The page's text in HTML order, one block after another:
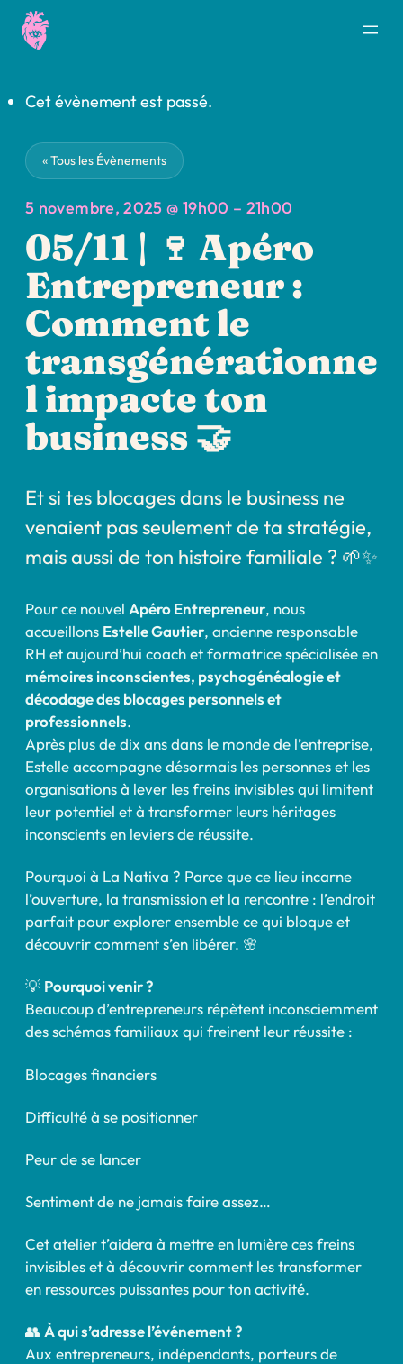
« Tous les Évènements
Cet évènement est passé.
05/11 | 🍷 Apéro
Entrepreneur :
Comment le
transgénérationne
l impacte ton
business 🤝
5 novembre, 2025 @ 19h00 – 21h00
Et si tes blocages dans le business ne
venaient pas seulement de ta stratégie,
mais aussi de ton histoire familiale ? 🌱✨
Pour ce nouvel Apéro Entrepreneur, nous
accueillons Estelle Gautier, ancienne responsable
RH et aujourd’hui coach et formatrice spécialisée en
mémoires inconscientes, psychogénéalogie et
décodage des blocages personnels et
professionnels.
Après plus de dix ans dans le monde de l’entreprise,
Estelle accompagne désormais les personnes et les
organisations à lever les freins invisibles qui limitent
leur potentiel et à transformer leurs héritages
inconscients en leviers de réussite.
Pourquoi à La Nativa ? Parce que ce lieu incarne
l’ouverture, la transmission et la rencontre : l’endroit
parfait pour explorer ensemble ce qui bloque et
découvrir comment s’en libérer. 🌸
💡 Pourquoi venir ?
Beaucoup d’entrepreneurs répètent inconsciemment
des schémas familiaux qui freinent leur réussite :
Blocages financiers
Difficulté à se positionner
Peur de se lancer
Sentiment de ne jamais faire assez…
Cet atelier t’aidera à mettre en lumière ces freins
invisibles et à découvrir comment les transformer
en ressources puissantes pour ton activité.
👥 À qui s’adresse l’événement ?
Aux entrepreneurs, indépendants, porteurs de